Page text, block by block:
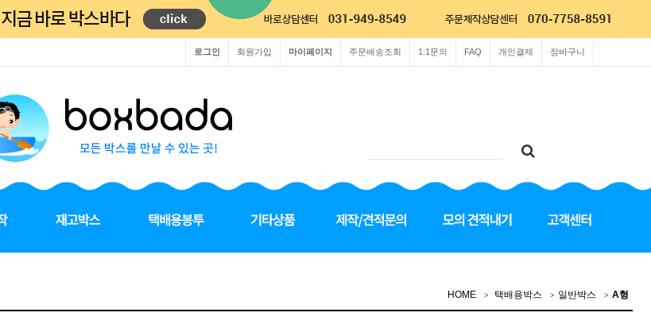
장바구니
개인결제
FAQ
1:1문의
주문배송조회
마이페이지
회원가입
로그인
HOME 택배용박스 일반박스 A형